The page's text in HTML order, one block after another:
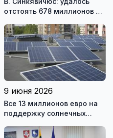
отстоять 678 миллионов на
9 июня 2026
Все 13 миллионов евро на
поддержку солнечных
за один день